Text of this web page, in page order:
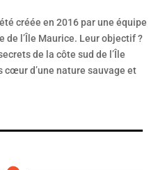
créée en 2016 par une équipe
de l’Île Maurice. Leur objectif ?
de la côte sud de l’Île
cœur d’une nature sauvage et